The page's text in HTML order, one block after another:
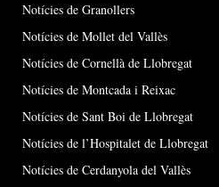
Notícies de Granollers
Notícies de Mollet del Vallès
Notícies de Cornellà de Llobregat
Notícies de Montcada i Reixac
Notícies de Sant Boi de Llobregat
Notícies de l’Hospitalet de Llobregat
Notícies de Cerdanyola del Vallès